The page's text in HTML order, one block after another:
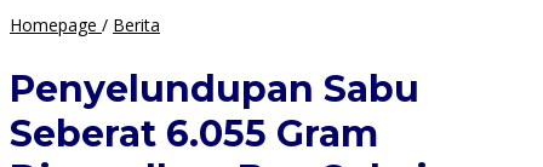
Homepage / Berita
Seberat
6.055
Gram
Digagalkan
Bea
Penyelundupan Sabu
Seberat 6.055 Gram